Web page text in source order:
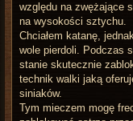
względu na zwężające
na wysokości sztychu.
Chciałem katanę,
wole pierdoli. Podczas
stanie skutecznie
technik walki jaką
siniaków.
Tym mieczem mogę